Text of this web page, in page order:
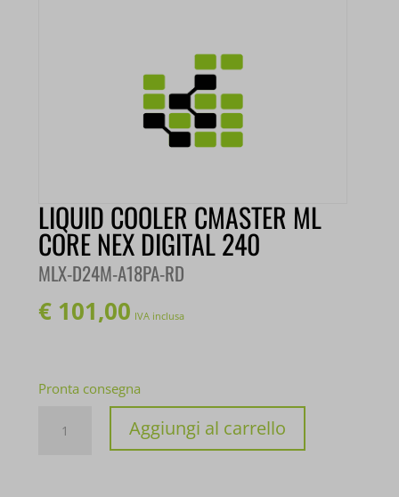
LIQUID COOLER CMASTER ML
CORE NEX DIGITAL 240
MLX-D24M-A18PA-RD
€ 101,00 IVA inclusa
Pronta consegna
Aggiungi al carrello
partire dal 24 Agosto